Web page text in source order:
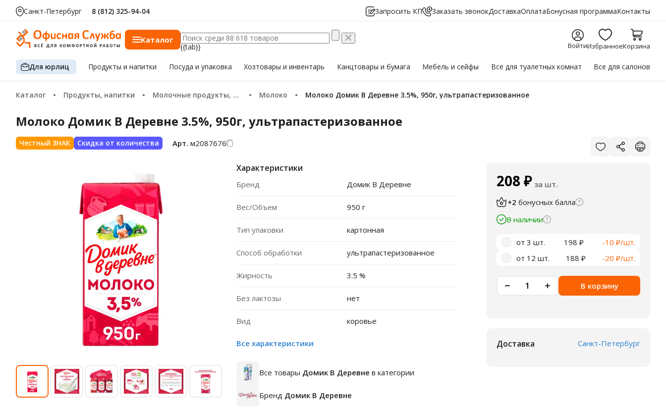
Санкт-Петербург 8 (812) 325-94-04 Запросить КП Заказать звонокДоставкаОплатаБонусная программаКонтакты
Каталог
{{tab}} ВойтиИзбранноеКорзина
Для юрлиц Продуктыи напитки Посуда и упаковка Хозтоварыи инвентарь Канцтовары и бумага Мебельи сейфы Все для туалетных комнат Все для салонов
Каталог Продукты, напитки Молочные продукты, сыр, яйца Молоко Молоко Домик В Деревне 3.5%, 950г, ультрапастеризованное
Молоко Домик В Деревне 3.5%, 950г, ультрапастеризованное
Честный ЗНАК Скидка от количества Арт. м2087676
Характеристики
Бренд Домик В Деревне
Вес/Объем 950 г
Тип упаковки картонная
Способ обработки ультрапастеризованное
Жирность 3.5 %
Без лактозы нет
Вид коровье
Все характеристики
Все товары Домик В Деревне в категории
Бренд Домик В Деревне
208₽ за шт.
+2 бонусных балла
В наличии
от 3 шт. 198 ₽
-10 ₽/шт.
от 12 шт.
188 ₽ -20 ₽/шт.
В корзину
Доставка Санкт-Петербург